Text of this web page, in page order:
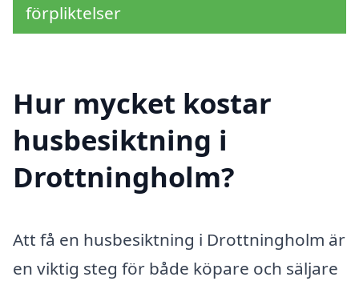
förpliktelser
Hur mycket kostar
husbesiktning i
Drottningholm?
Att få en husbesiktning i Drottningholm är
en viktig steg för både köpare och säljare